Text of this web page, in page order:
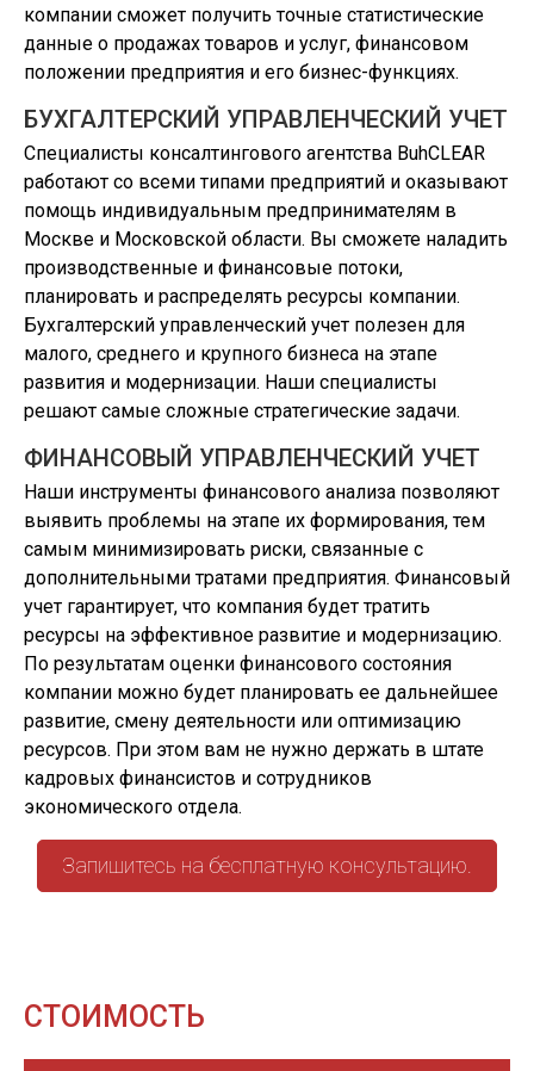
компании сможет получить точные статистические
данные о продажах товаров и услуг, финансовом
положении предприятия и его бизнес-функциях.
БУХГАЛТЕРСКИЙ УПРАВЛЕНЧЕСКИЙ УЧЕТ
Специалисты консалтингового агентства BuhCLEAR
работают со всеми типами предприятий и оказывают
помощь индивидуальным предпринимателям в
Москве и Московской области. Вы сможете наладить
производственные и финансовые потоки,
планировать и распределять ресурсы компании.
Бухгалтерский управленческий учет полезен для
малого, среднего и крупного бизнеса на этапе
развития и модернизации. Наши специалисты
решают самые сложные стратегические задачи.
ФИНАНСОВЫЙ УПРАВЛЕНЧЕСКИЙ УЧЕТ
Наши инструменты финансового анализа позволяют
выявить проблемы на этапе их формирования, тем
самым минимизировать риски, связанные с
дополнительными тратами предприятия. Финансовый
учет гарантирует, что компания будет тратить
ресурсы на эффективное развитие и модернизацию.
По результатам оценки финансового состояния
компании можно будет планировать ее дальнейшее
развитие, смену деятельности или оптимизацию
ресурсов. При этом вам не нужно держать в штате
кадровых финансистов и сотрудников
экономического отдела.
Запишитесь на бесплатную консультацию.
СТОИМОСТЬ